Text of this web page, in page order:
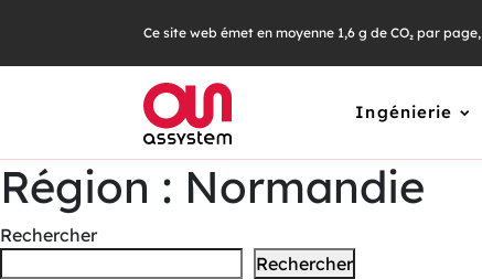
contenu
Ce site web émet en moyenne 1,6 g de CO₂ par page,
Ingénierie
Région : Normandie
Rechercher
Rechercher